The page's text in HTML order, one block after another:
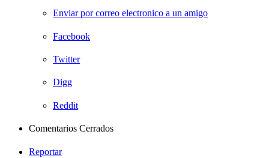
Enviar por correo electronico a un amigo
Facebook
Twitter
Digg
Reddit
Comentarios Cerrados
Reportar